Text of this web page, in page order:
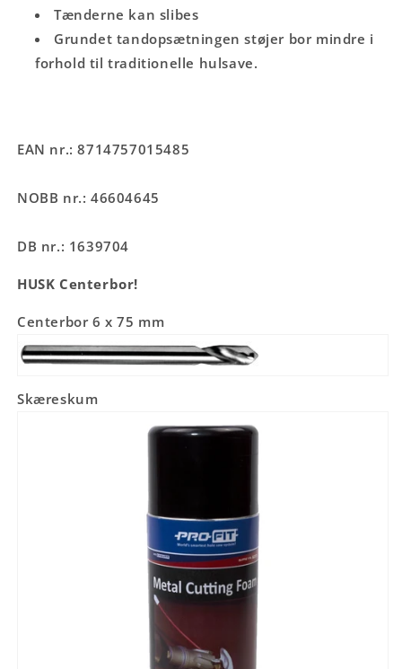
Tænderne kan slibes
Grundet tandopsætningen støjer bor mindre i
forhold til traditionelle hulsave.
EAN nr.: 8714757015485
NOBB nr.: 46604645
DB nr.: 1639704
HUSK Centerbor!
Centerbor 6 x 75 mm
Skæreskum